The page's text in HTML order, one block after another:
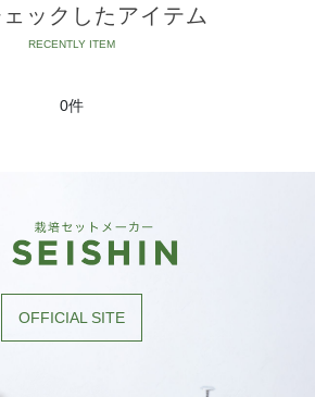
ックしたアイテム
0件
OFFICIAL SITE